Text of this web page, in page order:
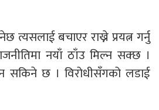
बचाएर राख्ने प्रयत्न गर्नु
नयाँ ठाँउ मिल्न सक्छ ।
सकिने छ । विरोधीसँगको लडाई